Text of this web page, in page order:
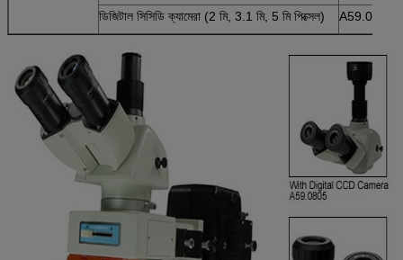
ডিজিটাল সিসিডি ক্যামেরা (2 মি, 3.1 মি, 5 মি পিক্সেল)
A59.0805